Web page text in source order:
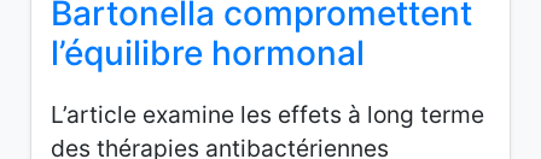
Bartonella compromettent
l’équilibre hormonal
L’article examine les effets à long terme
des thérapies antibactériennes